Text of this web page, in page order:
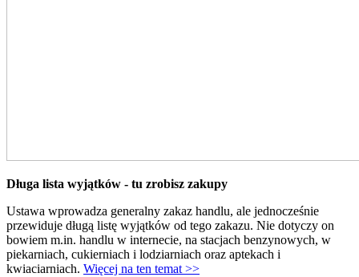
Długa lista wyjątków - tu zrobisz zakupy
Ustawa wprowadza generalny zakaz handlu, ale jednocześnie
przewiduje długą listę wyjątków od tego zakazu. Nie dotyczy on
bowiem m.in. handlu w internecie, na stacjach benzynowych, w
piekarniach, cukierniach i lodziarniach oraz aptekach i
kwiaciarniach. Więcej na ten temat >>